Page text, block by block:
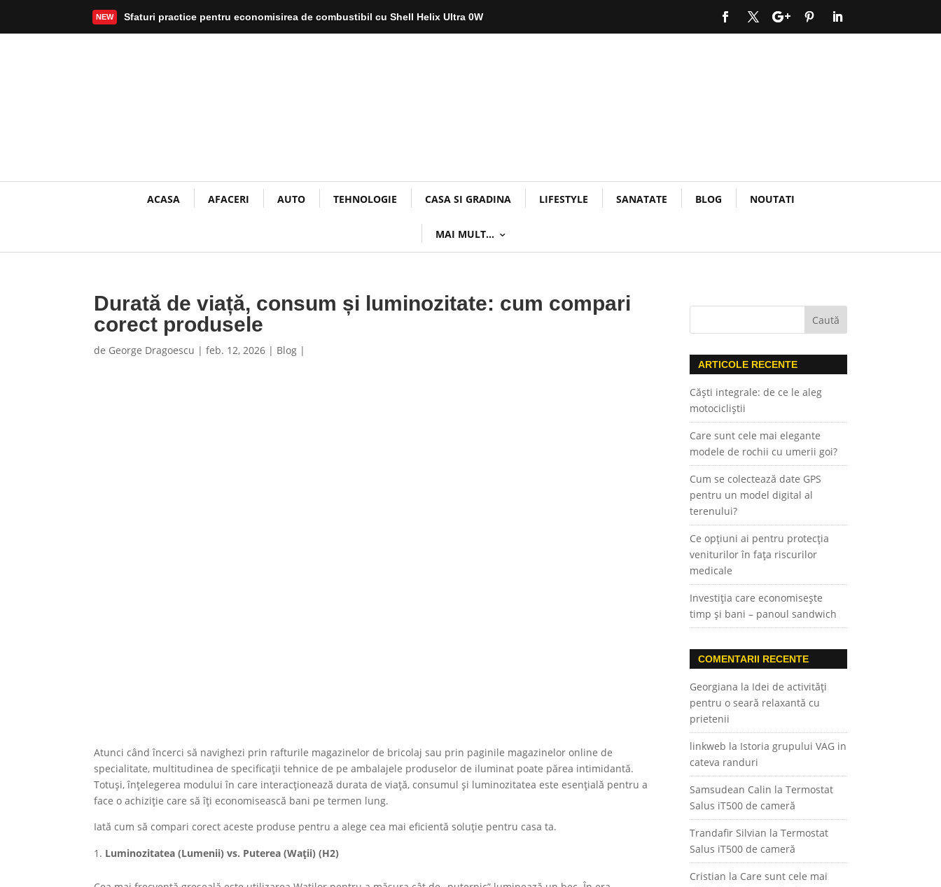
NEW Sfaturi practice pentru economisirea de combustibil cu Shell Helix Ultra 0W
Mai mult
ACASA AFACERI AUTO TEHNOLOGIE CASA SI GRADINA LIFESTYLE SANATATE BLOG NOUTATI
MAI MULT…
Durată de viață, consum și luminozitate: cum compari
corect produsele
de George Dragoescu |feb. 12, 2026 | Blog |
Atunci când încerci să navighezi prin rafturile magazinelor de bricolaj sau prin paginile magazinelor online de
specialitate, multitudinea de specificații tehnice de pe ambalajele produselor de iluminat poate părea intimidantă.
Totuși, înțelegerea modului în care interacționează durata de viață, consumul și luminozitatea este esențială pentru a
face o achiziție care să îți economisească bani pe termen lung.
Iată cum să compari corect aceste produse pentru a alege cea mai eficientă soluție pentru casa ta.
Luminozitatea (Lumenii) vs. Puterea (Wații) (H2)
ARTICOLE RECENTE
Căști integrale: de ce le aleg
motocicliștii
Care sunt cele mai elegante
modele de rochii cu umerii goi?
Cum se colectează date GPS
pentru un model digital al
terenului?
Ce opțiuni ai pentru protecția
veniturilor în fața riscurilor
medicale
Investiția care economisește
timp și bani – panoul sandwich
COMENTARII RECENTE
Georgiana la Idei de activități
pentru o seară relaxantă cu
prietenii
linkweb la Istoria grupului VAG in
cateva randuri
Samsudean Calin laTermostat
Salus iT500 de cameră
Trandafir Silvian laTermostat
Salus iT500 de cameră
Cristian la Care sunt cele mai